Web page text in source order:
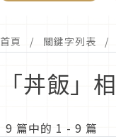
首頁 關鍵字列表
「丼飯」
9 篇中的 1 - 9 篇